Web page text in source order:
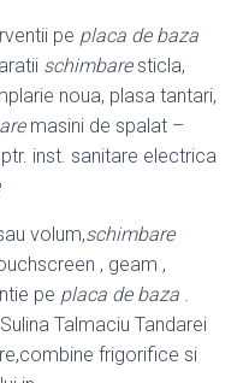
pe placa de baza
schimbaresticla,
noua, plasa tantari,
masini de spalat –
inst. sanitare electrica
volum,schimbare
, geam ,
pe placa de baza .
Talmaciu Tandarei
frigorifice si